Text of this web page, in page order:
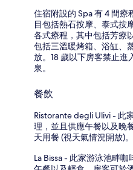
住宿附設的 Spa 有 4 間
目包括熱石按摩、泰式按
各式療程，其中包括芳療
包括三溫暖烤箱、浴缸、
放。18 歲以下房客禁止進
泉。
餐飲
Ristorante degli Ulivi - 此
理，並且供應午餐以及晚
天用餐 (視天氣情況開放)
La Bissa - 此家游泳池畔